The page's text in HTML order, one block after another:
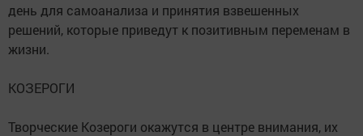
день для самоанализа и принятия взвешенных
решений, которые приведут к позитивным переменам в
жизни.
КОЗЕРОГИ
Творческие Козероги окажутся в центре внимания, их